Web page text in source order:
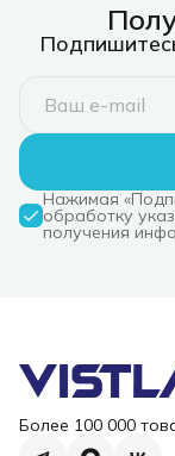
Нажимая
обработку
получения
Более 100 000